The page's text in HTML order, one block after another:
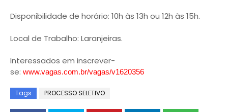
Disponibilidade de horário: 10h às 13h ou 12h às 15h.
Local de Trabalho: Laranjeiras.
Interessados em inscrever-
se: www.vagas.com.br/vagas/v1620356
Tags PROCESSO SELETIVO